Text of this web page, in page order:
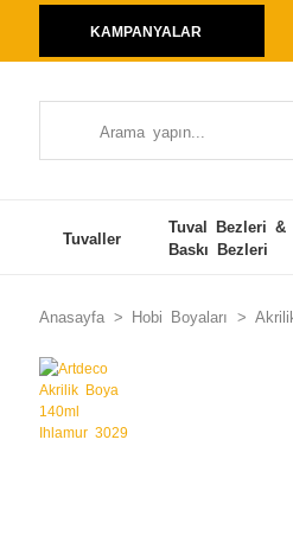
KAMPANYALAR
Tuvaller
Tuval Bezleri &
Baskı Bezleri
Anasayfa Hobi Boyaları